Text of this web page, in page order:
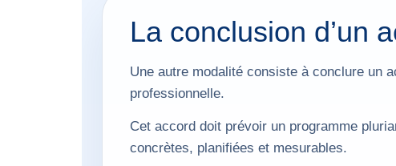
La conclusion d’un
Une autre modalité consiste à conclure un
professionnelle.
Cet accord doit prévoir un programme
concrètes, planifiées et mesurables.